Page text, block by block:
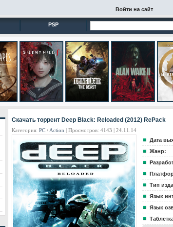
Войти на сайт
PSP
Скачать торрент Deep Black: Reloaded (2012) RePack
Категория: PC / Action | Просмотров: 4143 | 24.11.14
Дата
Жанр:
Тип
Язык
Язык